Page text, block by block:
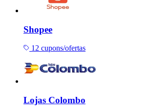
Shopee
12 cupons/ofertas
Lojas Colombo